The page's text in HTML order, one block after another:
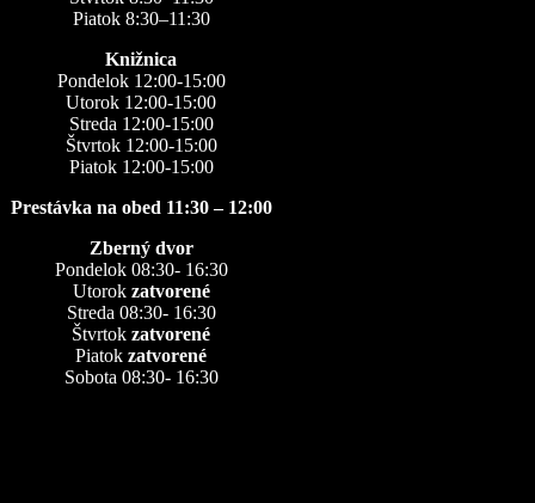
Piatok 8:30–11:30
Knižnica
Pondelok 12:00-15:00
Utorok 12:00-15:00
Streda 12:00-15:00
Štvrtok 12:00-15:00
Piatok 12:00-15:00
Prestávka na obed 11:30 – 12:00
Zberný dvor
Pondelok 08:30- 16:30
Utorok zatvorené
Streda 08:30- 16:30
Štvrtok zatvorené
Piatok zatvorené
Sobota 08:30- 16:30